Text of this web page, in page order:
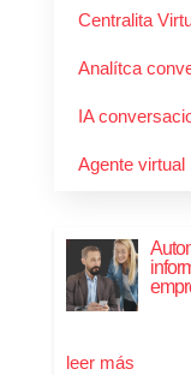
Centralita
Analítca
IA
Agente virtual
leer más